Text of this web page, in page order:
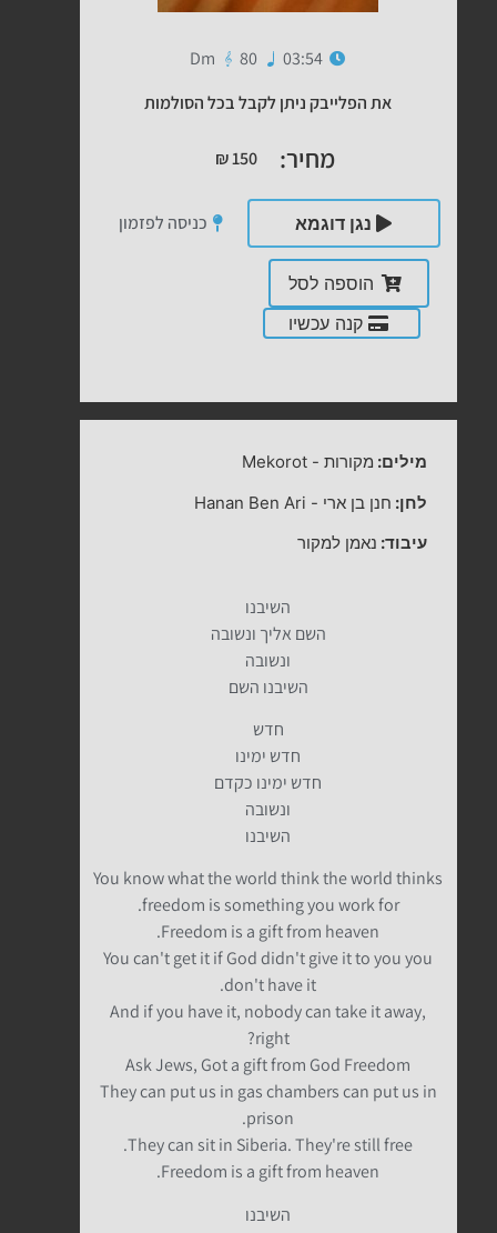
03:54
80
Dm
את הפלייבק ניתן לקבל בכל הסולמות
מחיר: ₪150
נגן דוגמא כניסה לפזמון
הוספה לסל
קנה עכשיו
מילים: מקורות -
Mekorot
לחן: חנן בן ארי -
Hanan Ben Ari
עיבוד: נאמן למקור
השיבנו
השם אליך ונשובה
ונשובה
השיבנו השם
חדש
חדש ימינו
חדש ימינו כקדם
ונשובה
השיבנו
You know what the world think the world thinks
freedom is something you work for.
Freedom is a gift from heaven.
You can't get it if God didn't give it to you you
don't have it.
And if you have it, nobody can take it away,
right?
Ask Jews, Got a gift from God Freedom
They can put us in gas chambers can put us in
prison.
They can sit in Siberia. They're still free.
Freedom is a gift from heaven.
השיבנו